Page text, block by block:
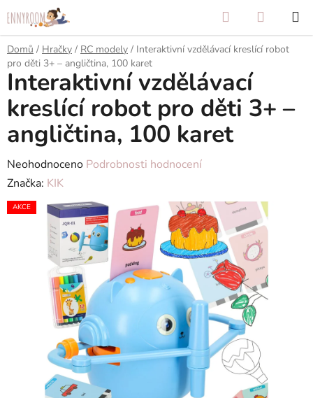
na
obsah
Hledat
KOŠÍK
Domů / Hračky / RC modely / Interaktivní vzdělávací kreslící robot
pro děti 3+ – angličtina, 100 karet
Interaktivní vzdělávací
kreslící robot pro děti 3+ –
angličtina, 100 karet
Průměrné
hodnocení
produktu
hvězdiček.
Neohodnoceno Podrobnosti hodnocení
Značka: KIK
AKCE